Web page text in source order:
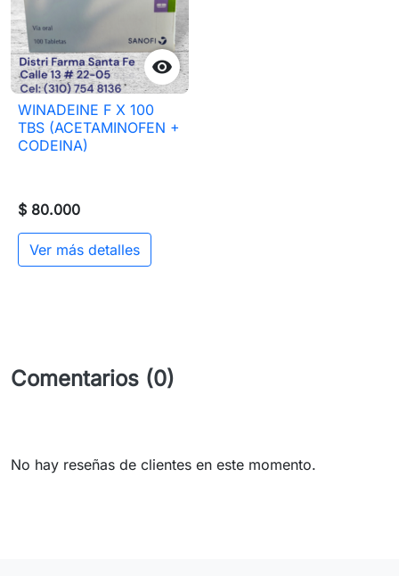

WINADEINE F X 100
TBS (ACETAMINOFEN +
CODEINA)
$ 80.000
Ver más detalles
Comentarios (0)
No hay reseñas de clientes en este momento.